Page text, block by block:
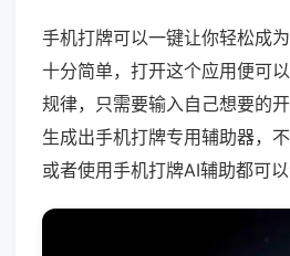
手机打牌可以一键让你轻松成
十分简单，打开这个应用便可
规律，只需要输入自己想要的
生成出手机打牌专用辅助器，
或者使用手机打牌AI辅助都可以